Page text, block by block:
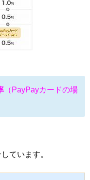
（PayPayカードの場
ています。